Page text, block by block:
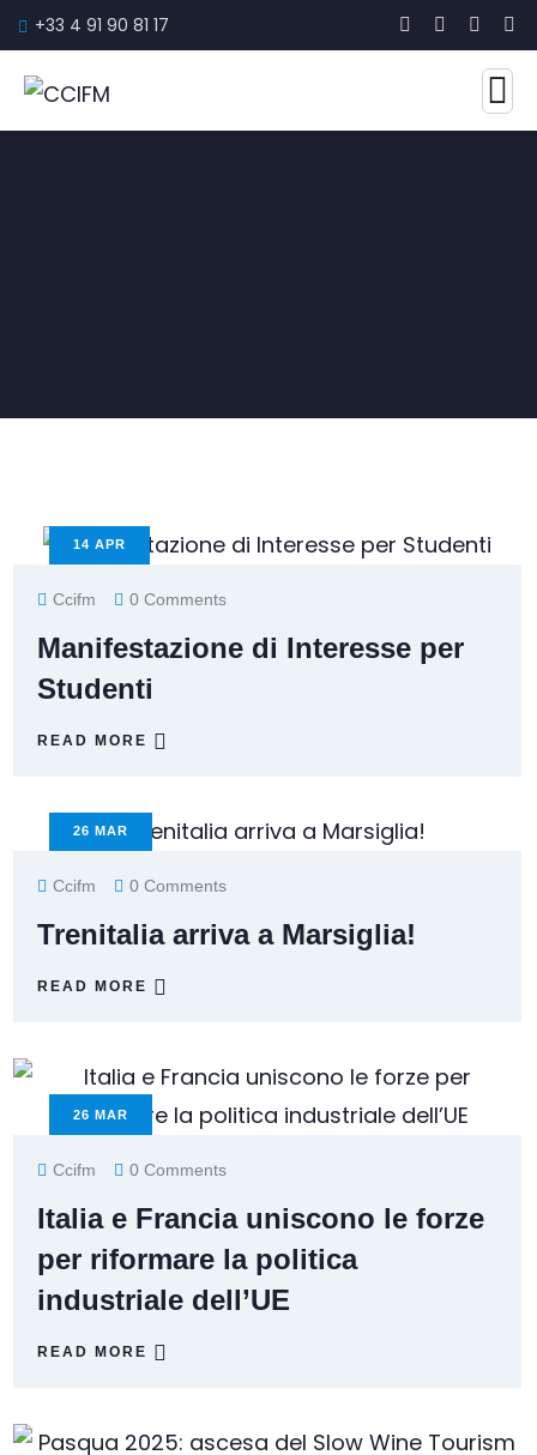
+33 4 91 90 81 17
14 APR
Ccifm 0 Comments
Manifestazione di Interesse per
Studenti
READ MORE
26 MAR
Ccifm 0 Comments
Trenitalia arriva a Marsiglia!
READ MORE
26 MAR
Ccifm 0 Comments
Italia e Francia uniscono le forze
per riformare la politica
industriale dell’UE
READ MORE